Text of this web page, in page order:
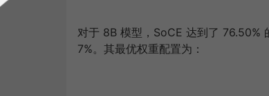
对于 8B 模型，SoCE 达到了
7%。其最优权重配置为：